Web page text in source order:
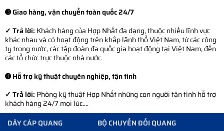
➌ Giao hàng, vận chuyển toàn quốc 24/7
✓ Trả lời: Khách hàng của Hợp Nhất đa dạng, thuộc nhiều lĩnh vực
khác nhau và có hoạt động trên khắp lãnh thổ Việt Nam, từ các công
ty trong nước, các tập đoàn đa quốc gia hoạt động tại Việt Nam, đến
các tổ chức trực thuộc nhà nước.
➍ Hỗ trợ kỹ thuật chuyên nghiệp, tận tình
✓ Trả lời: Phòng kỹ thuật Hợp Nhất những con người tận tình hỗ trợ
khách hàng 24/7 mọi lúc....
DÂY CÁP QUANG
BỘ CHUYỂN ĐỔI QUANG